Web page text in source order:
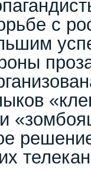
с
и